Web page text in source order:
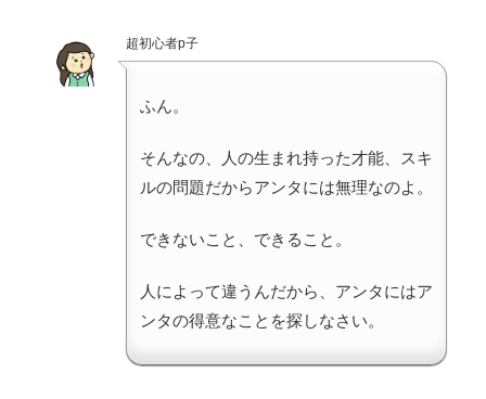
超初心者p子
ふん。
そんなの、人の生まれ持った才能、スキ
ルの問題だからアンタには無理なのよ。
できないこと、できること。
人によって違うんだから、アンタにはア
ンタの得意なことを探しなさい。